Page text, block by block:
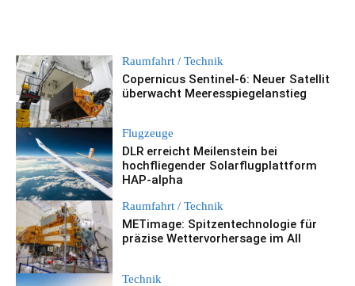
Raumfahrt / Technik
Copernicus Sentinel-6: Neuer Satellit
überwacht Meeresspiegelanstieg
Flugzeuge
DLR erreicht Meilenstein bei
hochfliegender Solarflugplattform
HAP-alpha
Raumfahrt / Technik
METimage: Spitzentechnologie für
präzise Wettervorhersage im All
Technik